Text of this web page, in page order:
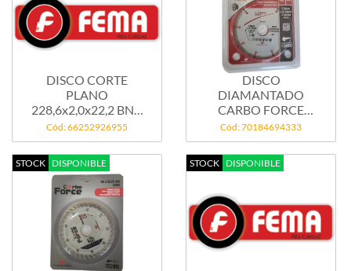
DISCO CORTE
PLANO
228,6x2,0x22,2 BNA
22 CJ25
Cód: 66252926955
DISCO
DIAMANTADO
CARBO FORCE
SEGMENTADO...
Cód: 70184694333
STOCK DISPONIBLE STOCK DISPONIBLE